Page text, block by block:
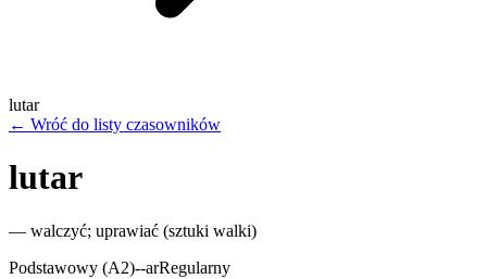
lutar
← Wróć do listy czasowników
lutar
— walczyć; uprawiać (sztuki walki)
Podstawowy (A2)--arRegularny